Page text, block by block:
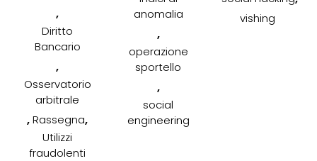
,
Diritto
Bancario
,
Osservatorio
arbitrale
,Rassegna,
Utilizzi
fraudolenti
anomalia
,
operazione
sportello
,
social
engineering
vishing